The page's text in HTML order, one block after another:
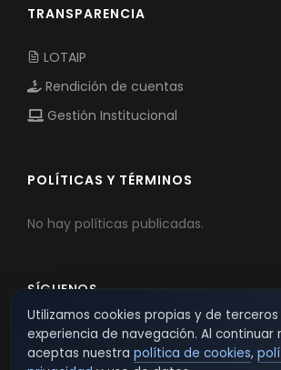
TRANSPARENCIA
LOTAIP
Rendición de cuentas
Gestión Institucional
POLÍTICAS Y TÉRMINOS
No hay políticas publicadas.
SÍGUENOS
Utilizamos cookies propias y de
experiencia de navegación. Al continuar
aceptas nuestra política de cookies,